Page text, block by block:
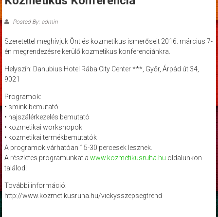
Posted By: admin
Szeretettel meghívjuk Önt és kozmetikus ismerőseit 2016. március 7-
én megrendezésre kerülő kozmetikus konferenciánkra.
Helyszín: Danubius Hotel Rába City Center ***, Győr, Árpád út 34,
9021
Programok:
• smink bemutató
• hajszálérkezelés bemutató
• kozmetikai workshopok
• kozmetikai termékbemutatók
A programok várhatóan 15-30 percesek lesznek.
A részletes programunkat a www.kozmetikusruha.hu oldalunkon
találod!
További információ:
http://www.kozmetikusruha.hu/vickysszepsegtrend